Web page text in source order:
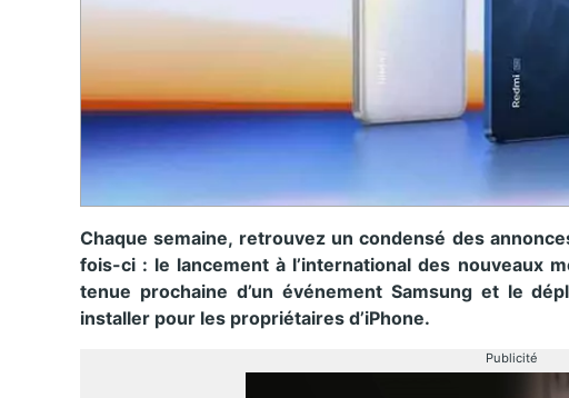
Chaque semaine, retrouvez un condensé des
fois-ci : le lancement à l’international des nouveaux
tenue prochaine d’un événement Samsung et le
installer pour les propriétaires d’iPhone.
Publicité